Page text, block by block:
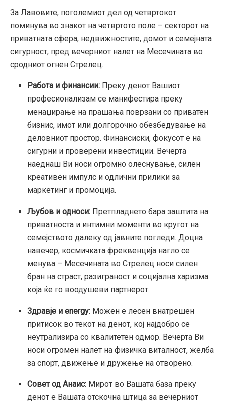
За Лавовите, поголемиот дел од четвртокот
поминува во знакот на четвртото поле – секторот на
приватната сфера, недвижностите, домот и семејната
сигурност, пред вечерниот налет на Месечината во
сродниот огнен Стрелец.
Работа и финансии: Преку денот Вашиот
професионализам се манифестира преку
менаџирање на прашања поврзани со приватен
бизнис, имот или долгорочно обезбедување на
деловниот простор. Финансиски, фокусот е на
сигурни и проверени инвестиции. Вечерта
наеднаш Ви носи огромно олеснување, силен
креативен импулс и одлични прилики за
маркетинг и промоција.
Љубов и односи: Претпладнето бара заштита на
приватноста и интимни моменти во кругот на
семејството далеку од јавните погледи. Доцна
навечер, космичката фреквенција нагло се
менува – Месечината во Стрелец носи силен
бран на страст, разиграност и социјална харизма
која ќе го воодушеви партнерот.
Здравје и energy: Можен е лесен внатрешен
притисок во текот на денот, кој најдобро се
неутрализира со квалитетен одмор. Вечерта Ви
носи огромен налет на физичка виталност, желба
за спорт, движење и дружење на отворено.
Совет од Анаис: Мирот во Вашата база преку
денот е Вашата отскочна штица за вечерниот